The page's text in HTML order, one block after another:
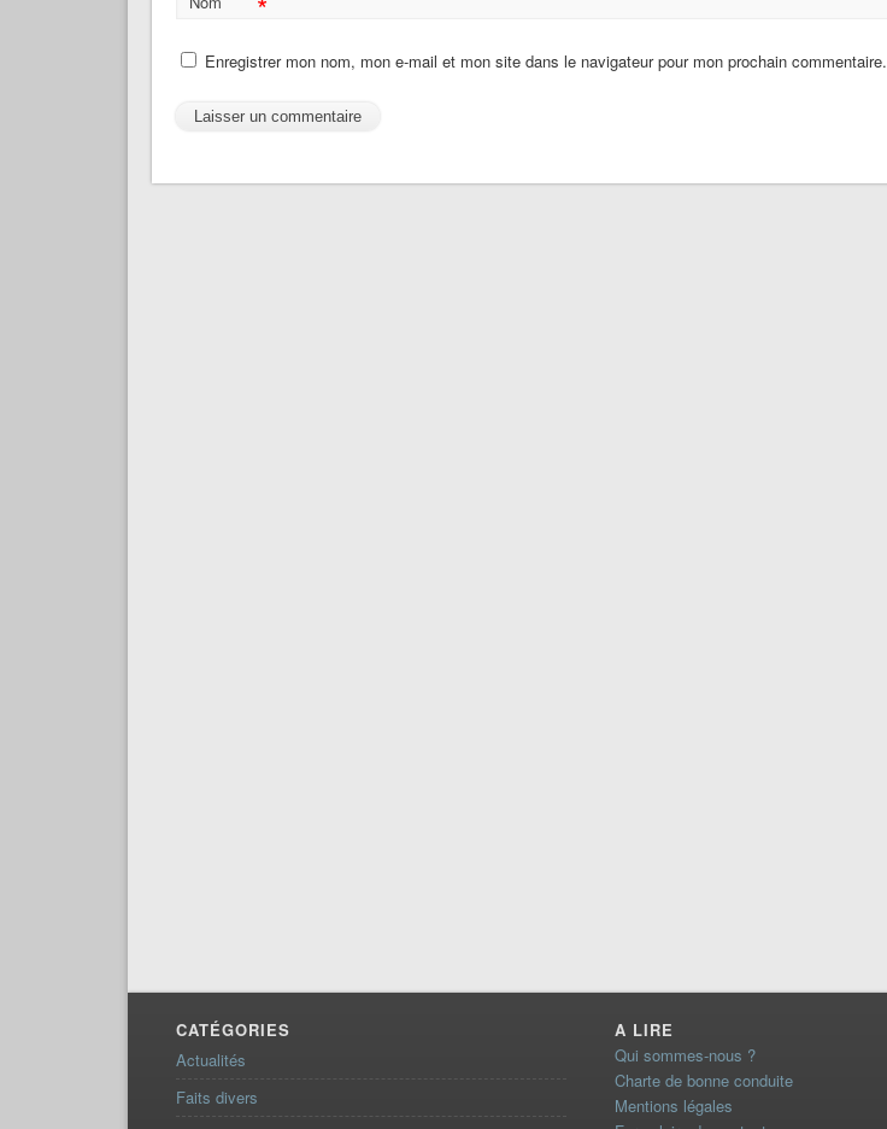
Enregistrer mon nom, mon e-mail et mon site dans le navigateur pour mon prochain commentaire.
CATÉGORIES
Actualités
Faits divers
A LIRE
Qui sommes-nous ?
Charte de bonne conduite
Mentions légales